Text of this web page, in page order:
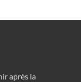
après la